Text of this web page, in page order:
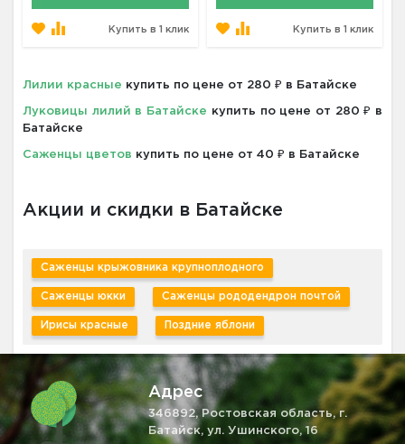
Купить в 1 клик Купить в 1 клик
Лилии красные купить по цене от 280 ₽ в Батайске
Луковицы лилий в Батайске
купить по цене от 280 ₽ в
Батайске
Саженцы цветов купить по цене от 40 ₽ в Батайске
Акции и скидки в Батайске
Саженцы крыжовника крупноплодного
Саженцы юкки Саженцы рододендрон почтой
Ирисы красные Поздние яблони
Адрес
346892, Ростовская область, г.
Батайск, ул. Ушинского, 16